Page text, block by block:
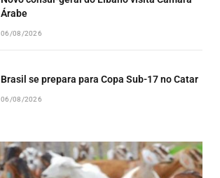
Árabe
06/08/2026
Brasil se prepara para Copa Sub-17 no Catar
06/08/2026